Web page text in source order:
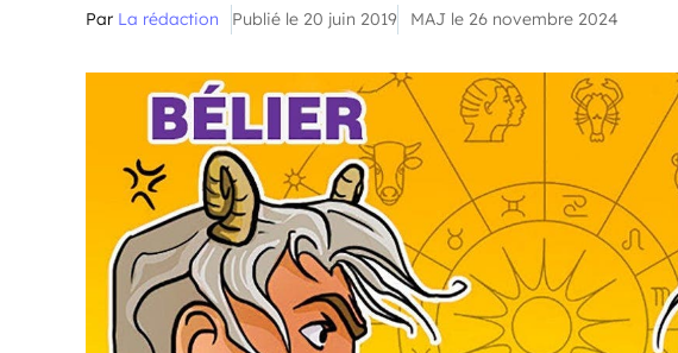
Par La rédaction Publié le 20 juin 2019 MAJ le 26 novembre 2024